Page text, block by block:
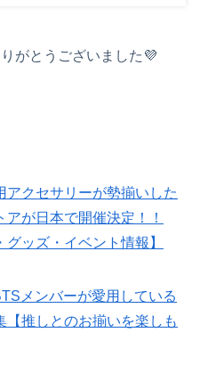
がとうございました💜
アクセサリーが勢揃いした
アが日本で開催決定！！
グッズ・イベント情報】
メンバーが愛用している
【推しとのお揃いを楽しも